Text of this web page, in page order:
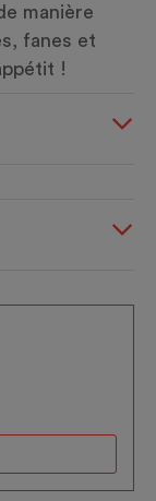
manière
fanes et
!